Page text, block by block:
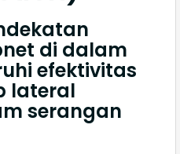
di dalam
efektivitas
lateral
serangan